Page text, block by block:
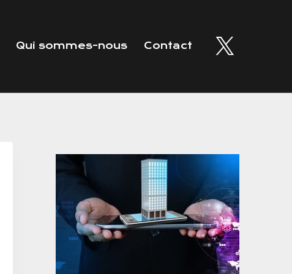
Qui sommes-nous Contact